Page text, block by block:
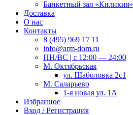
Банкетный зал «Киликия»
Доставка
О нас
Контакты
8 (495) 969 17 11
info@arm-dom.ru
ПН/ВС | c 12:00 — 24:00
М. Октябрьская
ул. Шаболовка 2с1
М. Саларьево
1-я новая ул. 1А
Избранное
Вход / Регистрация